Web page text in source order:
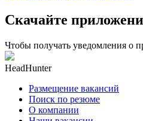
Скачайте
Чтобы получать уведомления о
HeadHunter
Размещение вакансий
Поиск по резюме
О компании